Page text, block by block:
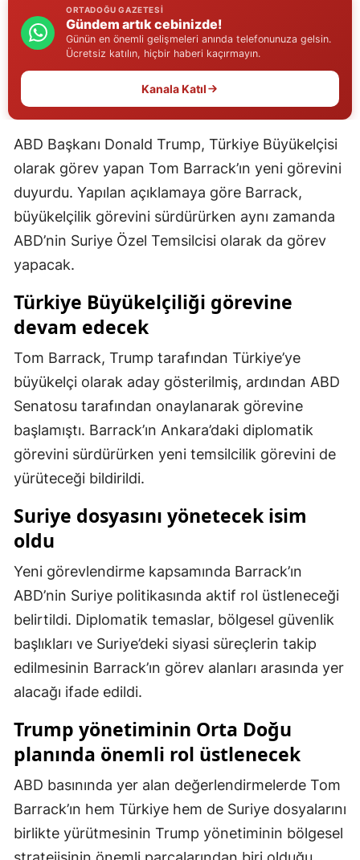
Giresun
Gümüşhane
Hakkari
Hatay
Isparta
Mersin
İstanbul
Kars
Kayseri
Kırklareli
Kırşehir
Malatya
Manisa
Kahramanmaraş
Mardin
Muş
Niğde
Ordu
ORTADOĞU GAZETESI
Gündem artık cebinizde!
Günün en önemli gelişmeleri anında telefonunuza gelsin.
Ücretsiz katılın, hiçbir haberi kaçırmayın.
Kanala Katıl
ABD Başkanı Donald Trump, Türkiye Büyükelçisi
olarak görev yapan Tom Barrack’ın yeni görevini
duyurdu. Yapılan açıklamaya göre Barrack,
büyükelçilik görevini sürdürürken aynı zamanda
ABD’nin Suriye Özel Temsilcisi olarak da görev
yapacak.
Türkiye Büyükelçiliği görevine
devam edecek
Tom Barrack, Trump tarafından Türkiye’ye
büyükelçi olarak aday gösterilmiş, ardından ABD
Senatosu tarafından onaylanarak görevine
başlamıştı. Barrack’ın Ankara’daki diplomatik
görevini sürdürürken yeni temsilcilik görevini de
yürüteceği bildirildi.
Suriye dosyasını yönetecek isim
oldu
Yeni görevlendirme kapsamında Barrack’ın
ABD’nin Suriye politikasında aktif rol üstleneceği
belirtildi. Diplomatik temaslar, bölgesel güvenlik
başlıkları ve Suriye’deki siyasi süreçlerin takip
edilmesinin Barrack’ın görev alanları arasında yer
alacağı ifade edildi.
Trump yönetiminin Orta Doğu
planında önemli rol üstlenecek
ABD basınında yer alan değerlendirmelerde Tom
Barrack’ın hem Türkiye hem de Suriye dosyalarını
birlikte yürütmesinin Trump yönetiminin bölgesel